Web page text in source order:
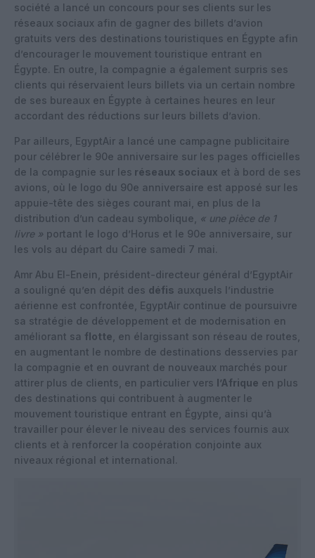
société a lancé un concours pour ses clients sur les
réseaux sociaux afin de gagner des billets d’avion
gratuits vers des destinations touristiques en Égypte afin
d’encourager le mouvement touristique entrant en
Égypte. En outre, la compagnie a également surpris ses
clients qui réservaient leurs billets via un certain nombre
de ses bureaux en Égypte à certaines heures en leur
accordant des réductions sur leurs billets d’avion.
Par ailleurs, EgyptAir a lancé une campagne publicitaire
pour célébrer le 90e anniversaire sur les pages officielles
de la compagnie sur les réseaux sociaux et à bord de ses
avions, où le logo du 90e anniversaire est apposé sur les
appuie-tête des sièges courant mai, en plus de la
distribution d’un cadeau symbolique,
« une pièce de 1
livre » portant le logo d’Horus et le 90e anniversaire, sur
les vols au départ du Caire samedi 7 mai.
Amr Abu El-Enein, président-directeur général d’EgyptAir
a souligné qu’en dépit des défis auxquels l’industrie
aérienne est confrontée, EgyptAir continue de poursuivre
sa stratégie de développement et de modernisation en
améliorant sa flotte , en élargissant son réseau de routes,
en augmentant le nombre de destinations desservies par
la compagnie et en ouvrant de nouveaux marchés pour
attirer plus de clients, en particulier vers l’Afrique en plus
des destinations qui contribuent à augmenter le
mouvement touristique entrant en Égypte, ainsi qu’à
travailler pour élever le niveau des services fournis aux
clients et à renforcer la coopération conjointe aux
niveaux régional et international.